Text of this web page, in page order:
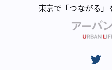
東京で「つながる